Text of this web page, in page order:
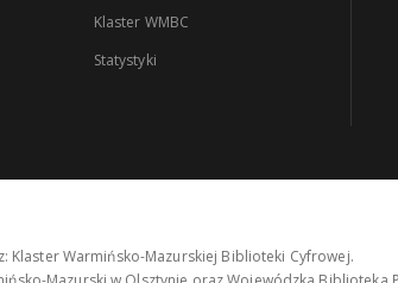
Klaster WMBC
Statystyki
Klaster Warmińsko-Mazurskiej Biblioteki Cyfrowej.